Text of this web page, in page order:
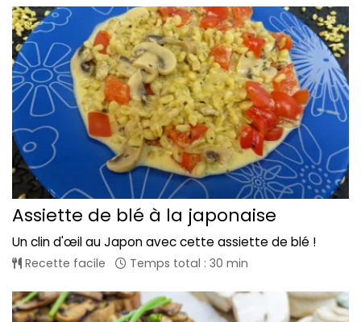
Assiette de blé à la japonaise
Un clin d'œil au Japon avec cette assiette de blé !
Recette facile Temps total : 30 min